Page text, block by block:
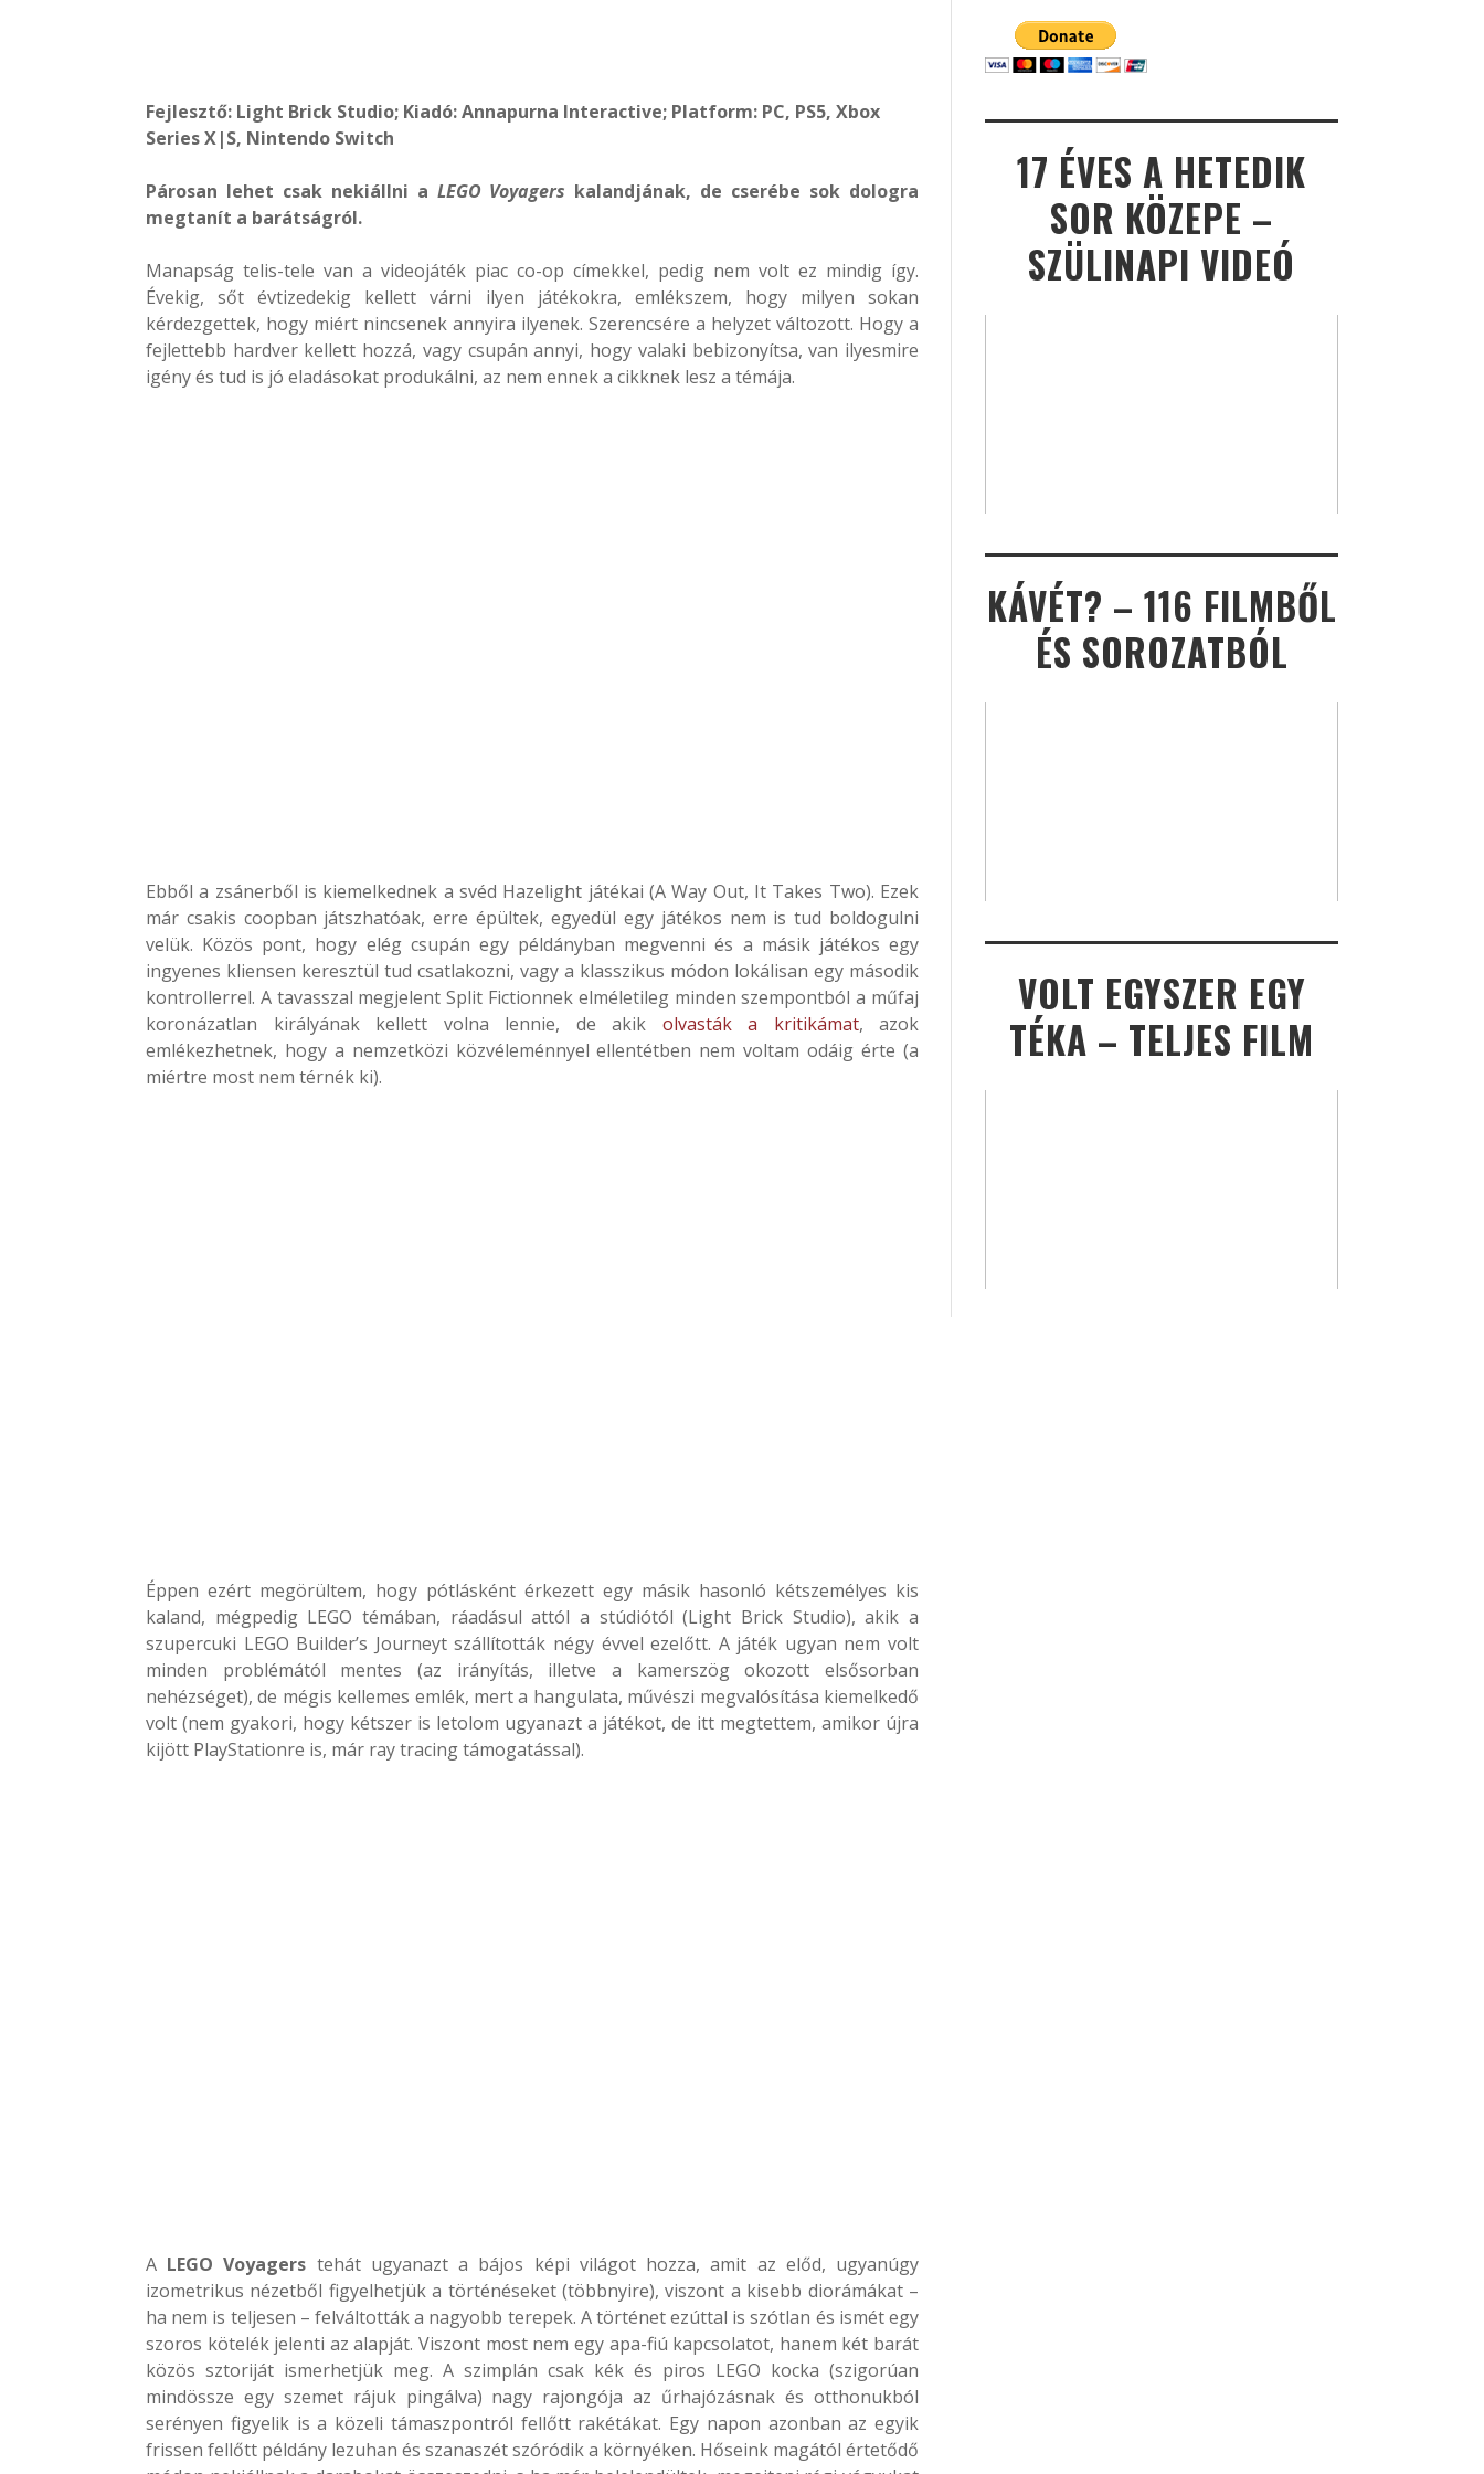
Fejlesztő: Light Brick Studio; Kiadó: Annapurna Interactive; Platform: PC, PS5, Xbox
Series X|S, Nintendo Switch
Párosan lehet csak nekiállni a LEGO Voyagers kalandjának, de cserébe sok dologra
megtanít a barátságról.
Manapság telis-tele van a videojáték piac co-op címekkel, pedig nem volt ez mindig így.
Évekig, sőt évtizedekig kellett várni ilyen játékokra, emlékszem, hogy milyen sokan
kérdezgettek, hogy miért nincsenek annyira ilyenek. Szerencsére a helyzet változott. Hogy a
fejlettebb hardver kellett hozzá, vagy csupán annyi, hogy valaki bebizonyítsa, van ilyesmire
igény és tud is jó eladásokat produkálni, az nem ennek a cikknek lesz a témája.
Ebből a zsánerből is kiemelkednek a svéd Hazelight játékai (A Way Out, It Takes Two). Ezek
már csakis coopban játszhatóak, erre épültek, egyedül egy játékos nem is tud boldogulni
velük. Közös pont, hogy elég csupán egy példányban megvenni és a másik játékos egy
ingyenes kliensen keresztül tud csatlakozni, vagy a klasszikus módon lokálisan egy második
kontrollerrel. A tavasszal megjelent Split Fictionnek elméletileg minden szempontból a műfaj
koronázatlan királyának kellett volna lennie, de akik olvasták a kritikámat, azok
emlékezhetnek, hogy a nemzetközi közvéleménnyel ellentétben nem voltam odáig érte (a
miértre most nem térnék ki).
Éppen ezért megörültem, hogy pótlásként érkezett egy másik hasonló kétszemélyes kis
kaland, mégpedig LEGO témában, ráadásul attól a stúdiótól (Light Brick Studio), akik a
szupercuki LEGO Builder’s Journeyt szállították négy évvel ezelőtt. A játék ugyan nem volt
minden problémától mentes (az irányítás, illetve a kamerszög okozott elsősorban
nehézséget), de mégis kellemes emlék, mert a hangulata, művészi megvalósítása kiemelkedő
volt (nem gyakori, hogy kétszer is letolom ugyanazt a játékot, de itt megtettem, amikor újra
kijött PlayStationre is, már ray tracing támogatással).
A LEGO Voyagers tehát ugyanazt a bájos képi világot hozza, amit az előd, ugyanúgy
izometrikus nézetből figyelhetjük a történéseket (többnyire), viszont a kisebb diorámákat –
ha nem is teljesen – felváltották a nagyobb terepek. A történet ezúttal is szótlan és ismét egy
szoros kötelék jelenti az alapját. Viszont most nem egy apa-fiú kapcsolatot, hanem két barát
közös sztoriját ismerhetjük meg. A szimplán csak kék és piros LEGO kocka (szigorúan
mindössze egy szemet rájuk pingálva) nagy rajongója az űrhajózásnak és otthonukból
serényen figyelik is a közeli támaszpontról fellőtt rakétákat. Egy napon azonban az egyik
frissen fellőtt példány lezuhan és szanaszét szóródik a környéken. Hőseink magától értetődő
17 ÉVES A HETEDIK
SOR KÖZEPE –
SZÜLINAPI VIDEÓ
KÁVÉT? – 116 FILMBŐL
ÉS SOROZATBÓL
VOLT EGYSZER EGY
TÉKA – TELJES FILM